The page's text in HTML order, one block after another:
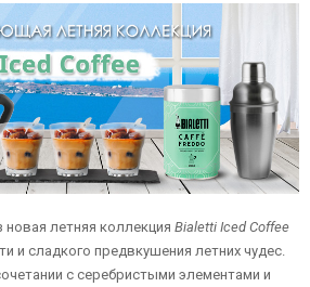
новая летняя коллекция Bialetti Iced Coffee
и сладкого предвкушения летних чудес.
с серебристыми элементами и